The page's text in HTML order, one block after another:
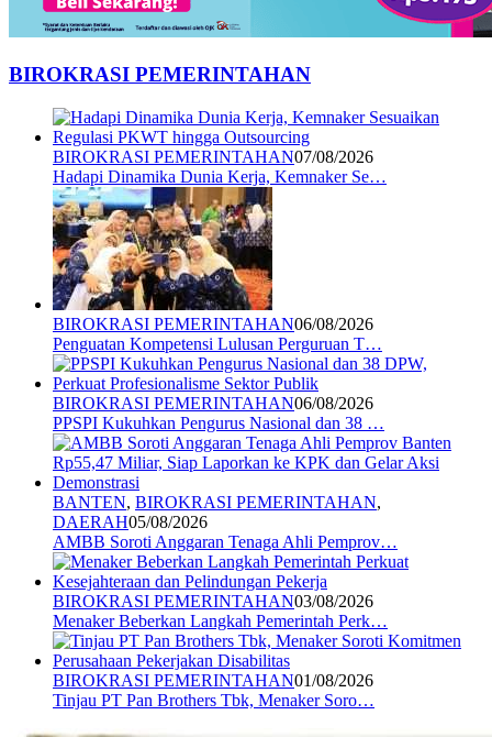
BIROKRASI PEMERINTAHAN
BIROKRASI PEMERINTAHAN07/08/2026
Hadapi Dinamika Dunia Kerja, Kemnaker Se…
BIROKRASI PEMERINTAHAN06/08/2026
Penguatan Kompetensi Lulusan Perguruan T…
BIROKRASI PEMERINTAHAN06/08/2026
PPSPI Kukuhkan Pengurus Nasional dan 38 …
BANTEN, BIROKRASI PEMERINTAHAN,
DAERAH05/08/2026
AMBB Soroti Anggaran Tenaga Ahli Pemprov…
BIROKRASI PEMERINTAHAN03/08/2026
Menaker Beberkan Langkah Pemerintah Perk…
BIROKRASI PEMERINTAHAN01/08/2026
Tinjau PT Pan Brothers Tbk, Menaker Soro…